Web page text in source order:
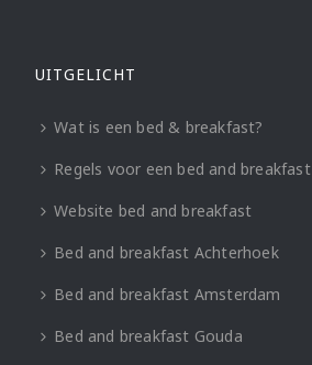
UITGELICHT
Wat is een bed & breakfast?
Regels voor een bed and breakfast
Website bed and breakfast
Bed and breakfast Achterhoek
Bed and breakfast Amsterdam
Bed and breakfast Gouda